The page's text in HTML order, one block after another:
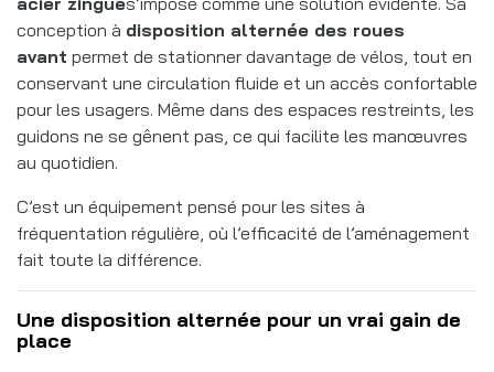
conception à disposition alternée des roues
avant permet de stationner davantage de vélos, tout en
conservant une circulation fluide et un accès confortable
pour les usagers. Même dans des espaces restreints, les
guidons ne se gênent pas, ce qui facilite les manœuvres
au quotidien.
C’est un équipement pensé pour les sites à
fréquentation régulière, où l’efficacité de l’aménagement
fait toute la différence.
Une disposition alternée pour un vrai gain de
place